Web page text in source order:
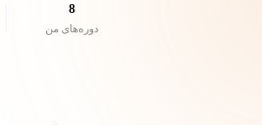
8
دوره‌های من